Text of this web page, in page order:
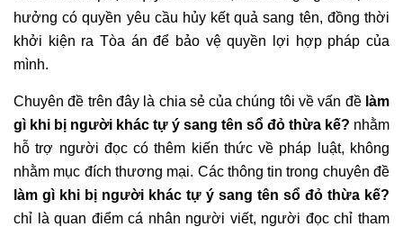
hưởng có quyền yêu cầu hủy kết quả sang tên, đồng thời
khởi kiện ra Tòa án để bảo vệ quyền lợi hợp pháp của
mình.
Chuyên đề trên đây là chia sẻ của chúng tôi về vấn đề làm
gì khi bị người khác tự ý sang tên sổ đỏ thừa kế? nhằm
hỗ trợ người đọc có thêm kiến thức về pháp luật, không
nhằm mục đích thương mại. Các thông tin trong chuyên đề
làm gì khi bị người khác tự ý sang tên sổ đỏ thừa kế?
chỉ là quan điểm cá nhân người viết, người đọc chỉ tham